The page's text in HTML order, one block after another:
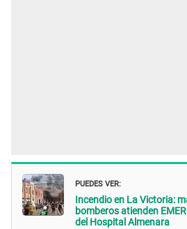
PUEDES VER:
Incendio en La Victoria:
bomberos atienden
del Hospital Almenara